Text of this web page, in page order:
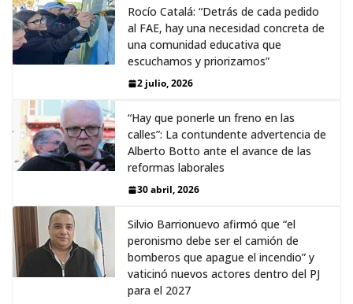
Rocío Catalá: “Detrás de cada pedido
al FAE, hay una necesidad concreta de
una comunidad educativa que
escuchamos y priorizamos”
2 julio, 2026
“Hay que ponerle un freno en las
calles”: La contundente advertencia de
Alberto Botto ante el avance de las
reformas laborales
30 abril, 2026
Silvio Barrionuevo afirmó que “el
peronismo debe ser el camión de
bomberos que apague el incendio” y
vaticinó nuevos actores dentro del PJ
para el 2027